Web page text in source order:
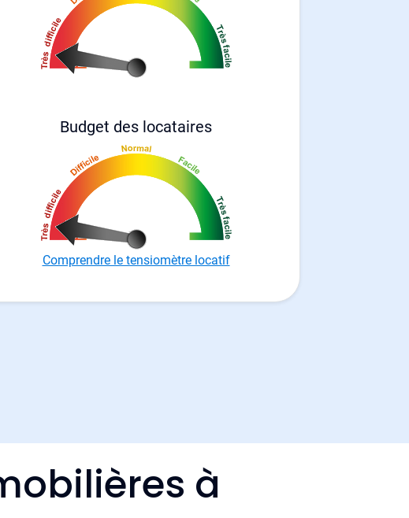
Budget des locataires
Comprendre le tensiomètre locatif
à